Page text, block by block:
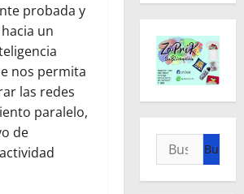
probada y
un
nos permita
las redes
paralelo,
de
Buscar: